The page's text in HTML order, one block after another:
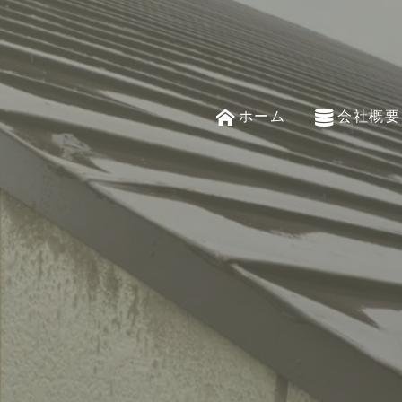
ホーム
home 会社概要
company